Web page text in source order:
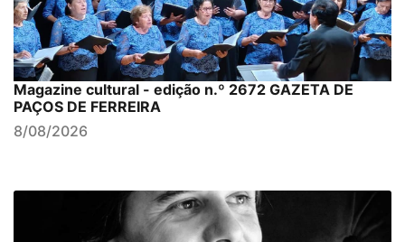
Magazine cultural - edição n.º 2672 GAZETA DE
PAÇOS DE FERREIRA
8/08/2026